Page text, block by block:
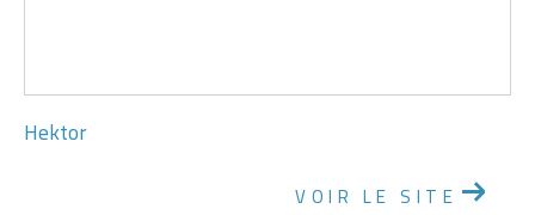
Hektor
VOIR LE SITE